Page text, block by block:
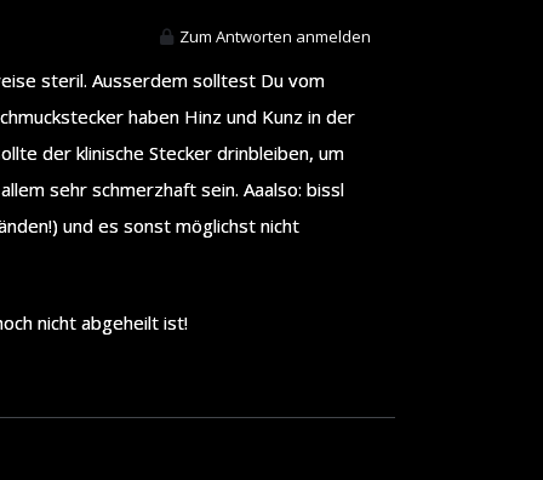
Zum Antworten anmelden
steril. Ausserdem solltest Du vom
haben Hinz und Kunz in der
der klinische Stecker drinbleiben, um
sehr schmerzhaft sein. Aaalso: bissl
und es sonst möglichst nicht
nicht abgeheilt ist!